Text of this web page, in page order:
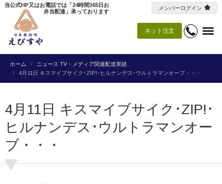
ネット注文
当公式HP又はお電話では「24時間365日お
弁当配達」承っております
メンバーログイン
ホーム ニュース TV・メディア関連配達実績
4月11日 キスマイブサイク･ZIP!･ヒルナンデス･ウルトラマンオーブ・・・
4月11日 キスマイブサイク･ZIP!･
ヒルナンデス･ウルトラマンオー
ブ・・・